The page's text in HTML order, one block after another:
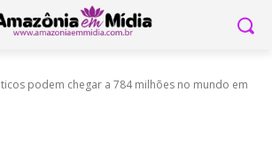
podem chegar a 784 milhões no mundo em